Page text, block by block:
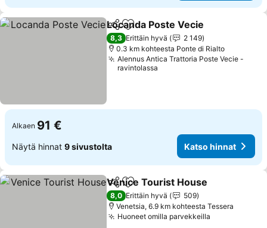
Jaa Lisää suosikkeihin
Locanda Poste Vecie
8,3 Erittäin hyvä
2 149
0.3 km kohteesta Ponte di Rialto
Alennus Antica Trattoria Poste Vecie -
ravintolassa
Alkaen 91 €
Näytä hinnat 9 sivustolta Katso hinnat
Jaa Lisää suosikkeihin
Venice Tourist House
8,0 Erittäin hyvä
509
Venetsia, 6.9 km kohteesta Tessera
Huoneet omilla parvekkeilla